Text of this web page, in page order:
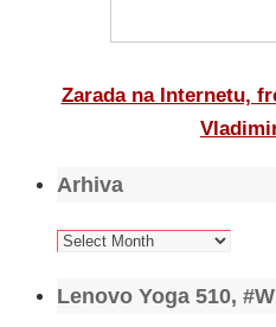
Zarada na Internetu,
Arhiva
Arhiva
Lenovo Yoga 510,